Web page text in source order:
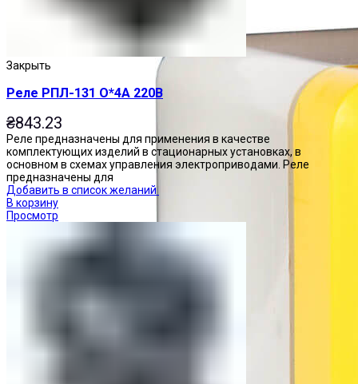
Закрыть
Реле РПЛ-131 О*4А 220В
₴843.23
Реле предназначены для применения в качестве
комплектующих изделий в стационарных установках, в
основном в схемах управления электроприводами. Реле
предназначены для
Добавить в список желаний
В корзину
Просмотр